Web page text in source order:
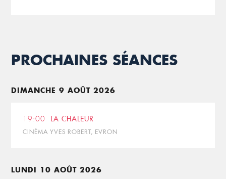
PROCHAINES SÉANCES
DIMANCHE 9 AOÛT 2026
19:00 LA CHALEUR
CINÉMA YVES ROBERT, EVRON
LUNDI 10 AOÛT 2026